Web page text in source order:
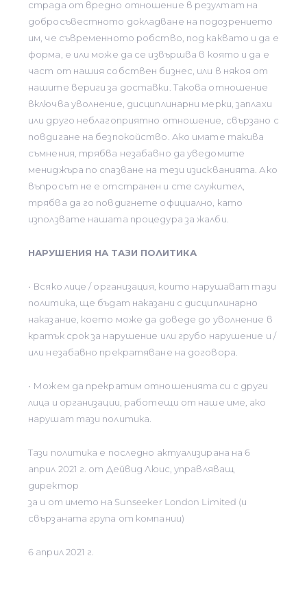
страда от вредно отношение в резултат на
добросъвестното докладване на подозрението
им, че съвременното робство, под каквато и да е
форма, е или може да се извършва в която и да е
част от нашия собствен бизнес, или в някоя от
нашите вериги за доставки. Такова отношение
включва уволнение, дисциплинарни мерки, заплахи
или друго неблагоприятно отношение, свързано с
повдигане на безпокойство. Ако имате такива
съмнения, трябва незабавно да уведомите
мениджъра по спазване на тези изискванията. Ако
въпросът не е отстранен и сте служител,
трябва да го повдигнете официално, като
използвате нашата процедура за жалби.
НАРУШЕНИЯ НА ТАЗИ ПОЛИТИКА
• Всяко лице / организация, които нарушават тази
политика, ще бъдат наказани с дисциплинарно
наказание, което може да доведе до уволнение в
кратък срок за нарушение или грубо нарушение и /
или незабавно прекратяване на договора.
• Можем да прекратим отношенията си с други
лица и организации, работещи от наше име, ако
нарушат тази политика.
Тази политика е последно актуализирана на 6
април 2021 г. от Дейвид Люис, управляващ
директор
за и от името на Sunseeker London Limited (и
свързаната група от компании)
6 април 2021 г.